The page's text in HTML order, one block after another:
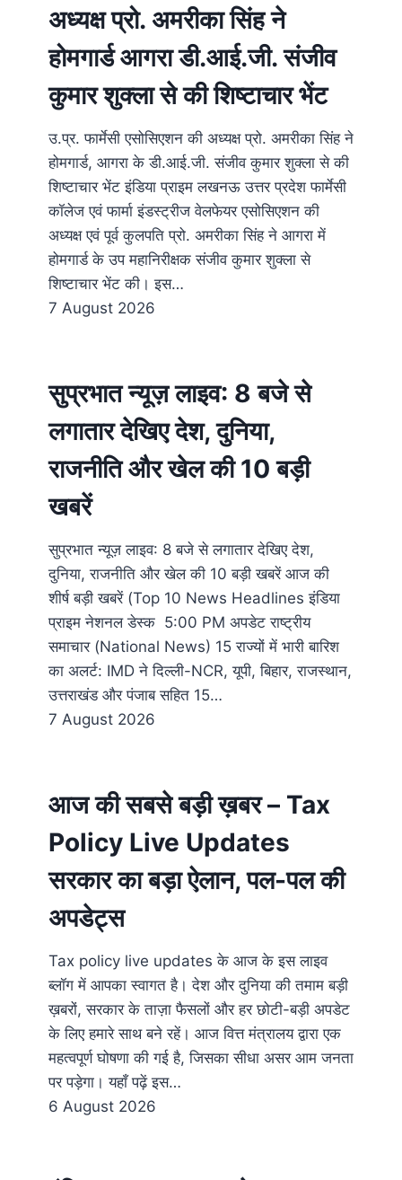
अध्यक्ष प्रो. अमरीका सिंह ने
होमगार्ड आगरा डी.आई.जी. संजीव
कुमार शुक्ला से की शिष्टाचार भेंट
उ.प्र. फार्मेसी एसोसिएशन की अध्यक्ष प्रो. अमरीका सिंह ने
होमगार्ड, आगरा के डी.आई.जी. संजीव कुमार शुक्ला से की
शिष्टाचार भेंट इंडिया प्राइम लखनऊ उत्तर प्रदेश फार्मेसी
कॉलेज एवं फार्मा इंडस्ट्रीज वेलफेयर एसोसिएशन की
अध्यक्ष एवं पूर्व कुलपति प्रो. अमरीका सिंह ने आगरा में
होमगार्ड के उप महानिरीक्षक संजीव कुमार शुक्ला से
शिष्टाचार भेंट की। इस…
7 August 2026
सुप्रभात न्यूज़ लाइव: 8 बजे से
लगातार देखिए देश, दुनिया,
राजनीति और खेल की 10 बड़ी
खबरें
सुप्रभात न्यूज़ लाइव: 8 बजे से लगातार देखिए देश,
दुनिया, राजनीति और खेल की 10 बड़ी खबरें आज की
शीर्ष बड़ी खबरें (Top 10 News Headlines इंडिया
प्राइम नेशनल डेस्क 5:00 PM अपडेट राष्ट्रीय
समाचार (National News) 15 राज्यों में भारी बारिश
का अलर्ट: IMD ने दिल्ली-NCR, यूपी, बिहार, राजस्थान,
उत्तराखंड और पंजाब सहित 15…
7 August 2026
आज की सबसे बड़ी ख़बर – Tax
Policy Live Updates
सरकार का बड़ा ऐलान, पल-पल की
अपडेट्स
Tax policy live updates के आज के इस लाइव
ब्लॉग में आपका स्वागत है। देश और दुनिया की तमाम बड़ी
ख़बरों, सरकार के ताज़ा फैसलों और हर छोटी-बड़ी अपडेट
के लिए हमारे साथ बने रहें। आज वित्त मंत्रालय द्वारा एक
महत्वपूर्ण घोषणा की गई है, जिसका सीधा असर आम जनता
पर पड़ेगा। यहाँ पढ़ें इस…
6 August 2026